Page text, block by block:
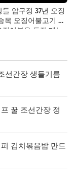
압구정 37년 오징
목 오징어불고기 오
어볶음 특징·메뉴·
선간장 생들기름
꿀 조선간장 정
김치볶음밥 만드